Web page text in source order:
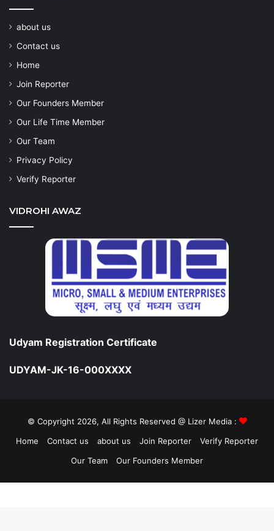
about us
Contact us
Home
Join Reporter
Our Founders Member
Our Life Time Member
Our Team
Privacy Policy
Verify Reporter
VIDROHI AWAZ
Udyam Registration Certificate
UDYAM-JK-16-000XXXX
© Copyright 2026, All Rights Reserved @ Lizer Media :
Home
Contact us about us Join Reporter
Verify Reporter
Our Team
Our Founders Member